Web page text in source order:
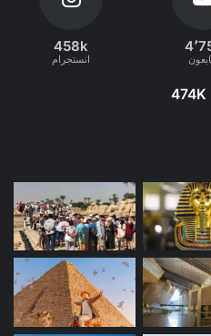
458k
انستجرام
474K